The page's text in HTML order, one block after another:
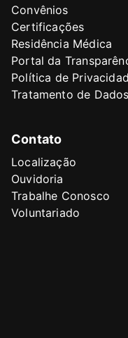
Convênios
Certificações
Residência Médica
Portal da
Política de
Tratamento de Dados
Contato
Localização
Ouvidoria
Trabalhe Conosco
Voluntariado